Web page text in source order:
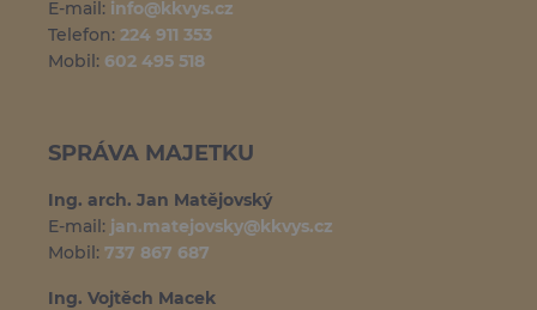
E-mail: info@kkvys.cz
Telefon: 224 911 353
Mobil: 602 495 518
SPRÁVA MAJETKU
Ing. arch. Jan Matějovský
E-mail: jan.matejovsky@kkvys.cz
Mobil: 737 867 687
Ing. Vojtěch Macek